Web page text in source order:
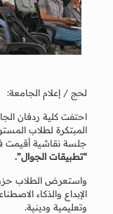
لحج / إعلام الجامعة:
احتفت كلية ردفان
المبتكرة لطلاب
جلسة نقاشية أقيمت
“تطبيقات الجوال”.
واستعرض الطلاب
الإبداع والذكاء
وتعليمية ودينية.